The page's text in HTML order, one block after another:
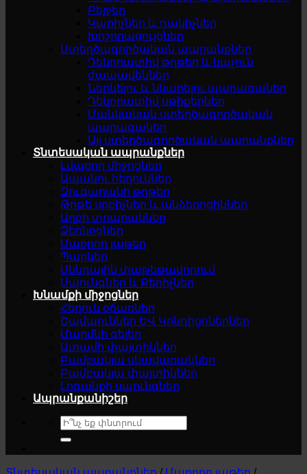
Բեյջեր
Կարիչներ և դակիչներ
Խոշորացույցներ
Ստեղծագործական ապրանքներ
Դեկորատիվ թղթեր և կպչուն
ժապավեններ
Ներկելու և նկարելու պարագաներ
Դեկորատիվ սթիքերներ
Մանկական ստեղծագործական
պարագաներ
Այլ ստեղծագործական ապրանքներ
Տնտեսական ապրանքներ
Լվացող միջոցներ
Ապակու հեղուկներ
Զուգարանի թղթեր
Թղթե սրբիչներ և անձեռոցիկներ
Աղբի տոպրակներ
Ձեռնոցներ
Մաքրող լաթեր
Պարկեր
Սննդային փաթեթավորում
Սպունգներ և Քերիչներ
Խնամքի միջոցներ
Հեղուկ օճառներ
Շամպուններ ԵՎ Կոնդիցոներներ
Մարմնի գելեր
Ատամի փայտիկներ
Բամբակյա սկավառակներ
Բամբակյա փայտիկներ
Լոգանքի սպունգներ
Ապրանքանիշեր
Search
for: